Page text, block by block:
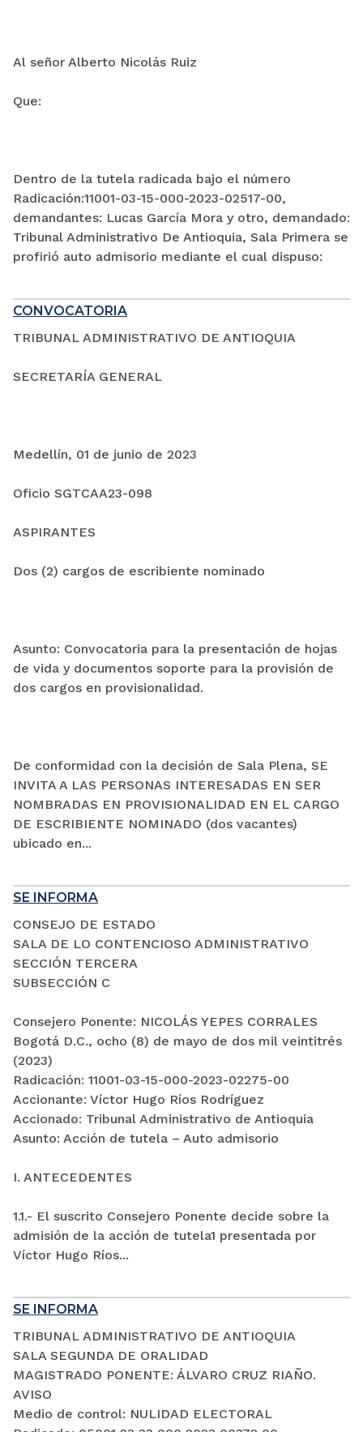
Al señor Alberto Nicolás Ruiz
Que:
Dentro de la tutela radicada bajo el número
Radicación:11001-03-15-000-2023-02517-00,
demandantes: Lucas García Mora y otro, demandado:
Tribunal Administrativo De Antioquia, Sala Primera se
profirió auto admisorio mediante el cual dispuso:
CONVOCATORIA
TRIBUNAL ADMINISTRATIVO DE ANTIOQUIA
SECRETARÍA GENERAL
Medellín, 01 de junio de 2023
Oficio SGTCAA23-098
ASPIRANTES
Dos (2) cargos de escribiente nominado
Asunto: Convocatoria para la presentación de hojas
de vida y documentos soporte para la provisión de
dos cargos en provisionalidad.
De conformidad con la decisión de Sala Plena, SE
INVITA A LAS PERSONAS INTERESADAS EN SER
NOMBRADAS EN PROVISIONALIDAD EN EL CARGO
DE ESCRIBIENTE NOMINADO (dos vacantes)
ubicado en...
SE INFORMA
CONSEJO DE ESTADO
SALA DE LO CONTENCIOSO ADMINISTRATIVO
SECCIÓN TERCERA
SUBSECCIÓN C
Consejero Ponente: NICOLÁS YEPES CORRALES
Bogotá D.C., ocho (8) de mayo de dos mil veintitrés
(2023)
Radicación: 11001-03-15-000-2023-02275-00
Accionante: Víctor Hugo Ríos Rodríguez
Accionado: Tribunal Administrativo de Antioquia
Asunto: Acción de tutela – Auto admisorio
I. ANTECEDENTES
1.1.- El suscrito Consejero Ponente decide sobre la
admisión de la acción de tutela1 presentada por
Víctor Hugo Ríos...
SE INFORMA
TRIBUNAL ADMINISTRATIVO DE ANTIOQUIA
SALA SEGUNDA DE ORALIDAD
MAGISTRADO PONENTE: ÁLVARO CRUZ RIAÑO.
AVISO
Medio de control: NULIDAD ELECTORAL